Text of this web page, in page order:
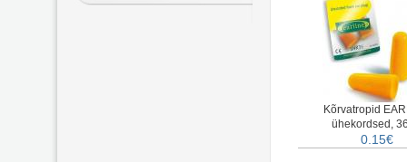
Kõrvatropid
ühekordsed,
0.15€